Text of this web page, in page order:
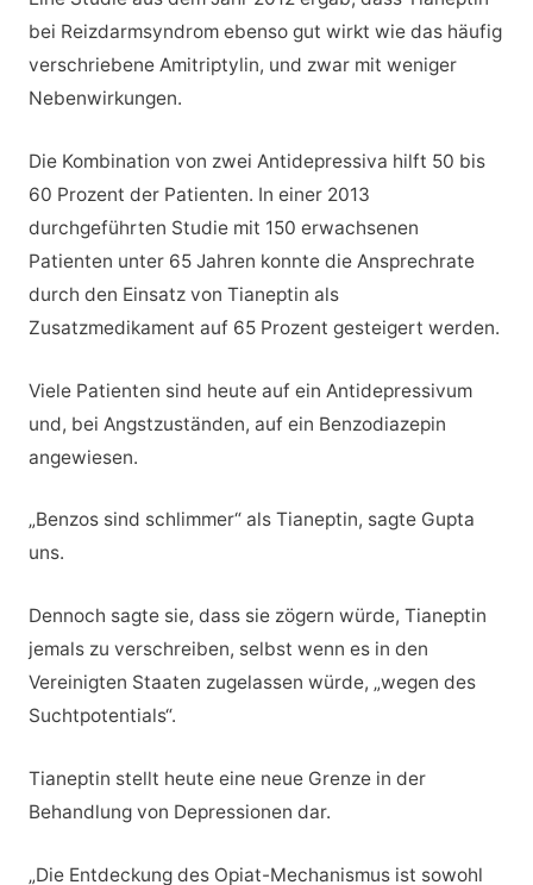
bei Reizdarmsyndrom ebenso gut wirkt wie das häufig
verschriebene Amitriptylin, und zwar mit weniger
Nebenwirkungen.
Die Kombination von zwei Antidepressiva hilft 50 bis
60 Prozent der Patienten. In einer 2013
durchgeführten Studie mit 150 erwachsenen
Patienten unter 65 Jahren konnte die Ansprechrate
durch den Einsatz von Tianeptin als
Zusatzmedikament auf 65 Prozent gesteigert werden.
Viele Patienten sind heute auf ein Antidepressivum
und, bei Angstzuständen, auf ein Benzodiazepin
angewiesen.
„Benzos sind schlimmer“ als Tianeptin, sagte Gupta
uns.
Dennoch sagte sie, dass sie zögern würde, Tianeptin
jemals zu verschreiben, selbst wenn es in den
Vereinigten Staaten zugelassen würde, „wegen des
Suchtpotentials“.
Tianeptin stellt heute eine neue Grenze in der
Behandlung von Depressionen dar.
„Die Entdeckung des Opiat-Mechanismus ist sowohl